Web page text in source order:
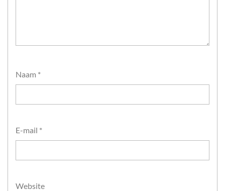
Naam *
E-mail *
Website